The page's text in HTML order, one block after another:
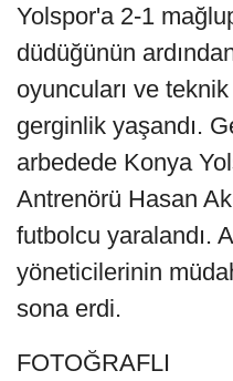
Yolspor'a 2-1
düdüğünün
oyuncuları ve
gerginlik yaşandı.
arbedede Konya
Antrenörü Hasan
futbolcu yaralandı.
yöneticilerinin
sona erdi.
FOTOĞRAFLI